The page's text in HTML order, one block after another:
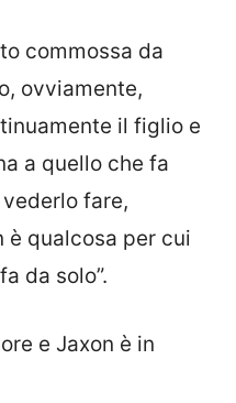
commossa da
ovviamente,
il figlio e
a quello che fa
fare,
qualcosa per cui
da solo”.
e Jaxon è in